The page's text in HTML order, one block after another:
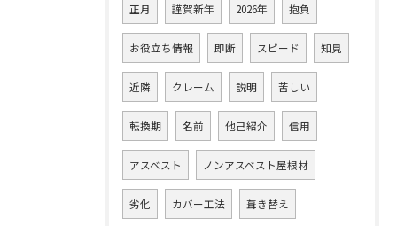
正月 謹賀新年 2026年 抱負
お役立ち情報 即断 スピード 知見
近隣 クレーム 説明 苦しい
転換期 名前 他己紹介 信用
アスベスト ノンアスベスト屋根材
劣化 カバー工法 葺き替え